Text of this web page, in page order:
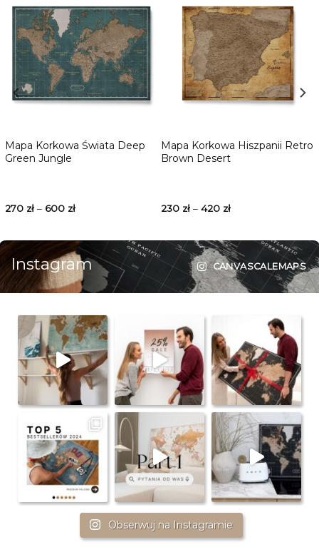
Mapa Korkowa Świata Deep
Green Jungle
270 zł– 600 zł
Mapa Korkowa Hiszpanii Retro
Brown Desert
230 zł– 420 zł
Instagram CANVASCALEMAPS
Obserwuj na Instagramie